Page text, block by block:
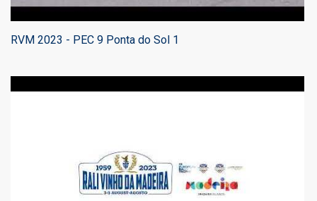
RVM 2023 - PEC 9 Ponta do Sol 1